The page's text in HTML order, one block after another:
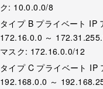
ク: 10.0.0.0/8
タイプ B プライベート IP
172.16.0.0 ～
マスク: 172.16.0.0/12
タイプ C プライベート IP
192.168.0.0 ～